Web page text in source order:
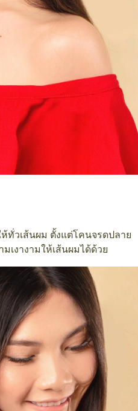
ห้ทั่วเส้นผม ตั้งแต่โคนจรดปลาย
เงางามให้เส้นผมได้ด้วย